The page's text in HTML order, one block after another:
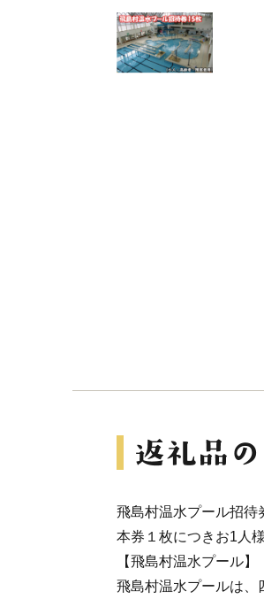
飛島村温水プール招待
本券１枚につきお1人
【飛島村温水プール】
飛島村温水プールは、